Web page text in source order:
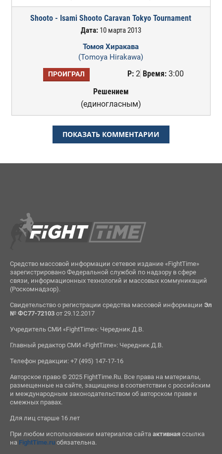
Shooto - Isami Shooto Caravan Tokyo Tournament
Дата:10 марта 2013
Томоя Хиракава
(Tomoya Hirakawa)
ПРОИГРАЛ Р:2 Время:3:00
Решением
(единогласным)
ПОКАЗАТЬ КОММЕНТАРИИ
Средство массовой информации сетевое издание «FightTime»
зарегистрировано Федеральной службой по надзору в сфере
связи, информационных технологий и массовых коммуникаций
(Роскомнадзор).
Свидетельство о регистрации средства массовой информации Эл
№ ФС77-72103от 29.12.2017
Учредитель СМИ «FightTime»: Чередник Д.В.
Главный редактор СМИ «FightTime»: Чередник Д.В.
Телефон редакции: +7 (495) 147-17-16
Авторское право © 2025 FightTime.Ru. Все права на материалы,
размещенные на сайте, защищены в соответствии с российским
и международным законодательством об авторском праве и
смежных правах.
Для лиц старше 16 лет
При любом использовании материалов сайта активнаяссылка
на FightTime.ruобязательна.